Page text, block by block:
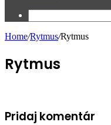
Home/Rytmus/Rytmus
Rytmus
Pridaj komentár